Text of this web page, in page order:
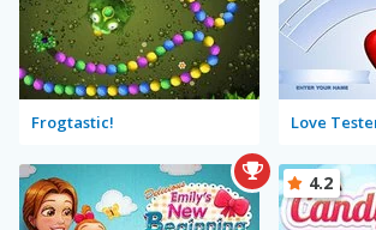
Frogtastic! Love
4.2